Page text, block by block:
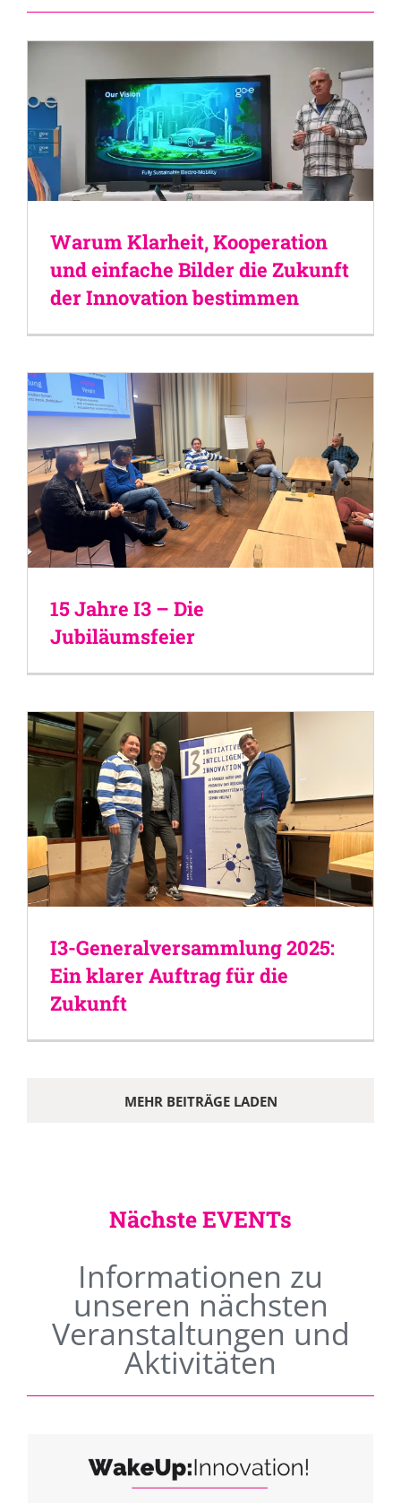
Warum Klarheit, Kooperation
und einfache Bilder die Zukunft
der Innovation bestimmen
15 Jahre I3 – Die
Jubiläumsfeier
I3-Generalversammlung 2025:
Ein klarer Auftrag für die
Zukunft
MEHR BEITRÄGE LADEN
Nächste EVENTs
Informationen zu
unseren nächsten
Veranstaltungen und
Aktivitäten